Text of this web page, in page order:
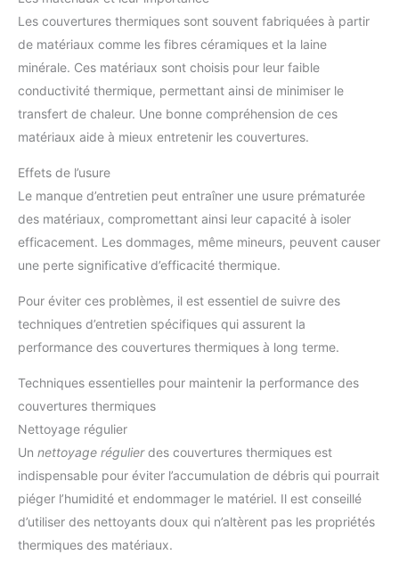
Les couvertures thermiques sont souvent fabriquées à partir
de matériaux comme les fibres céramiques et la laine
minérale. Ces matériaux sont choisis pour leur faible
conductivité thermique, permettant ainsi de minimiser le
transfert de chaleur. Une bonne compréhension de ces
matériaux aide à mieux entretenir les couvertures.
Effets de l’usure
Le manque d’entretien peut entraîner une usure prématurée
des matériaux, compromettant ainsi leur capacité à isoler
efficacement. Les dommages, même mineurs, peuvent causer
une perte significative d’efficacité thermique.
Pour éviter ces problèmes, il est essentiel de suivre des
techniques d’entretien spécifiques qui assurent la
performance des couvertures thermiques à long terme.
Techniques essentielles pour maintenir la performance des
couvertures thermiques
Nettoyage régulier
Un nettoyage régulierdes couvertures thermiques est
indispensable pour éviter l’accumulation de débris qui pourrait
piéger l’humidité et endommager le matériel. Il est conseillé
d’utiliser des nettoyants doux qui n’altèrent pas les propriétés
thermiques des matériaux.